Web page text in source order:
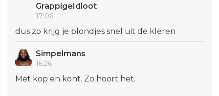
GrappigeIdioot
17:06
dus zo krijg je blondjes snel uit de kleren
Simpelmans
16:26
Met kop en kont. Zo hoort het.